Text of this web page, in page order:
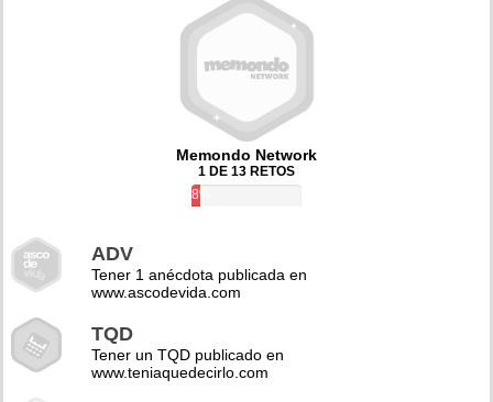
Memondo Network
1 DE 13 RETOS
8%
ADV
Tener 1 anécdota publicada en
www.ascodevida.com
TQD
Tener un TQD publicado en
www.teniaquedecirlo.com